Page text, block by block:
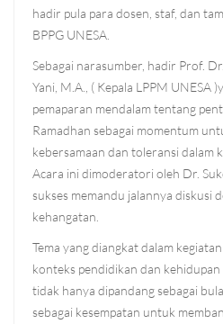
hadir pula para dosen, staf, dan
BPPG UNESA.
Sebagai narasumber, hadir Prof.
Yani, M.A., ( Kepala LPPM UNESA
pemaparan mendalam tentang
Ramadhan sebagai momentum
kebersamaan dan toleransi dalam
Acara ini dimoderatori oleh Dr.
sukses memandu jalannya diskusi
kehangatan.
Tema yang diangkat dalam
konteks pendidikan dan kehidupan
tidak hanya dipandang sebagai
sebagai kesempatan untuk